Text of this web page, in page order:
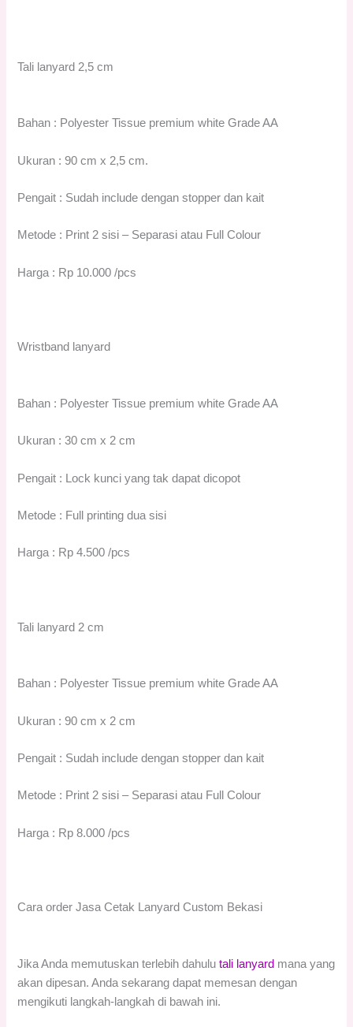
Tali lanyard 2,5 cm
Bahan : Polyester Tissue premium white Grade AA
Ukuran : 90 cm x 2,5 cm.
Pengait : Sudah include dengan stopper dan kait
Metode : Print 2 sisi – Separasi atau Full Colour
Harga : Rp 10.000 /pcs
Wristband lanyard
Bahan : Polyester Tissue premium white Grade AA
Ukuran : 30 cm x 2 cm
Pengait : Lock kunci yang tak dapat dicopot
Metode : Full printing dua sisi
Harga : Rp 4.500 /pcs
Tali lanyard 2 cm
Bahan : Polyester Tissue premium white Grade AA
Ukuran : 90 cm x 2 cm
Pengait : Sudah include dengan stopper dan kait
Metode : Print 2 sisi – Separasi atau Full Colour
Harga : Rp 8.000 /pcs
Cara order Jasa Cetak Lanyard Custom Bekasi
Jika Anda memutuskan terlebih dahulutali lanyard mana yang
akan dipesan. Anda sekarang dapat memesan dengan
mengikuti langkah-langkah di bawah ini.